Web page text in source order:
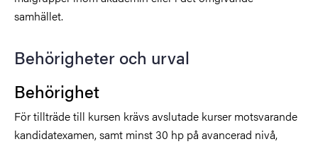
samhället.
Behörigheter och urval
Behörighet
För tillträde till kursen krävs avslutade kurser motsvarande
kandidatexamen, samt minst 30 hp på avancerad nivå,